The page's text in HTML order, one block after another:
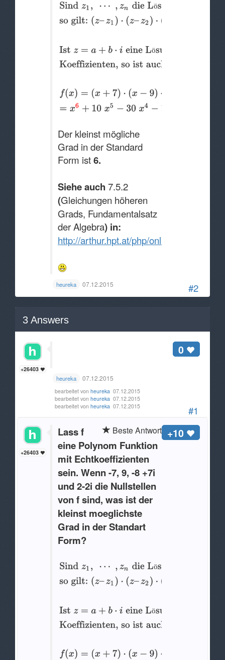
#2
ö
ö
Der kleinst mögliche
Grad in der Standard
Form ist6.
Siehe auch 7.5.2
(Gleichungen höheren
Grads, Fundamentalsatz
der Algebra) in:
http://arthur.hpt.at/php/online_links/links/
heureka 07.12.2015
3 Answers
#1
+26403
0
heureka 07.12.2015
bearbeitet von heureka 07.12.2015
bearbeitet von heureka 07.12.2015
bearbeitet von heureka 07.12.2015
+26403
+10
Beste Antwort
Lass f
eine Polynom Funktion
mit Echtkoeffizienten
sein. Wenn -7, 9, -8 +7i
und 2-2i die Nullstellen
von f sind, was ist der
kleinst moeglichste
Grad in der Standart
Form?
ö
ö